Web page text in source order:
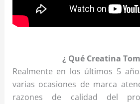
¿ Qué Creatina
Realmente en los últimos 5
varias ocasiones de marca
razones de calidad del